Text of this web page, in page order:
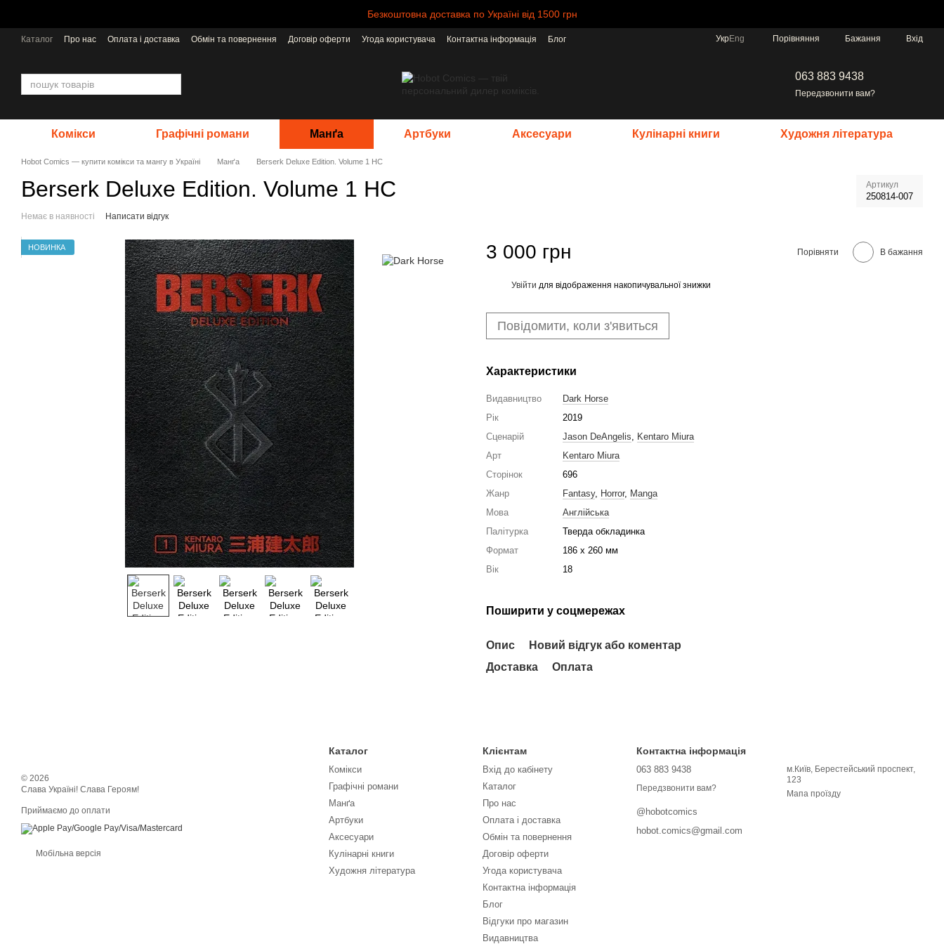
Безкоштовна доставка по Україні від 1500 грн
Каталог Про нас Оплата і доставка Обмін та повернення Договір оферти Угода користувача Контактна інформація
Блог
УкрEng Порівняння Бажання Вхід
063 883 9438
Передзвонити вам?
Комікси Графічні романи Манґа Артбуки Аксесуари Кулінарні книги Художня література
Hobot Comics — купити комікси та мангу в Україні Манґа Berserk Deluxe Edition. Volume 1 HC
Berserk Deluxe Edition. Volume 1 HC Артикул
250814-007
Немає в наявності Написати відгук
НОВИНКА 3 000 грн Порівняти В бажання
Увійти для відображення накопичувальної знижки
Повідомити, коли з'явиться
Характеристики
Видавництво
Dark Horse
Рік
2019
Сценарій
Jason DeAngelis, Kentaro Miura
Арт
Kentaro Miura
Сторінок
696
Жанр
Fantasy, Horror, Manga
Мова
Англійська
Палітурка
Тверда обкладинка
Формат
186 x 260 мм
Вік
18
Поширити у соцмережах
Опис
Новий відгук або коментар
Доставка
Оплата
© 2026
Слава Україні! Слава Героям!
Приймаємо до оплати
Мобільна версія
Каталог
Комікси
Графічні романи
Манґа
Артбуки
Аксесуари
Кулінарні книги
Художня література
Клієнтам
Вхід до кабінету
Каталог
Про нас
Оплата і доставка
Обмін та повернення
Договір оферти
Угода користувача
Контактна інформація
Блог
Відгуки про магазин
Видавництва
Контактна інформація
063 883 9438
Передзвонити вам?
@hobotcomics
hobot.comics@gmail.com
м.Київ, Берестейський проспект,
123
Мапа проїзду